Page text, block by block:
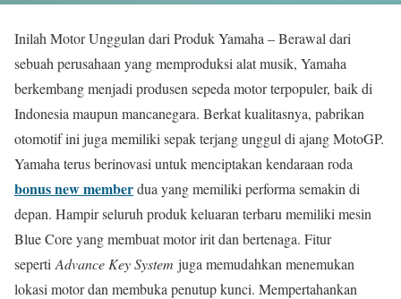
Inilah Motor Unggulan dari Produk Yamaha – Berawal dari
sebuah perusahaan yang memproduksi alat musik, Yamaha
berkembang menjadi produsen sepeda motor terpopuler, baik di
Indonesia maupun mancanegara. Berkat kualitasnya, pabrikan
otomotif ini juga memiliki sepak terjang unggul di ajang MotoGP.
Yamaha terus berinovasi untuk menciptakan kendaraan roda
bonus new memberdua yang memiliki performa semakin di
depan. Hampir seluruh produk keluaran terbaru memiliki mesin
Blue Core yang membuat motor irit dan bertenaga. Fitur
seperti Advance Key System juga memudahkan menemukan
lokasi motor dan membuka penutup kunci. Mempertahankan